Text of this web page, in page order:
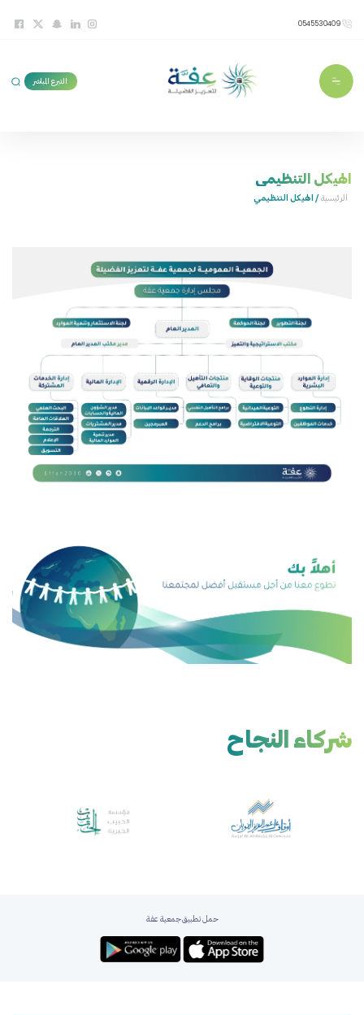
0545530409
التبرع المباشر
الهيكل التنظيمي
الرئيسية/ الهيكل التنظيمي
شركاء النجاح
حمل تطبيق جمعية عفة